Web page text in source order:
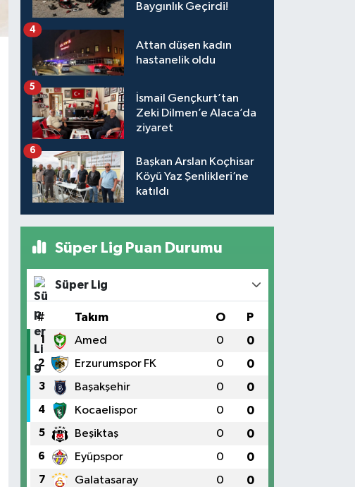
Baygınlık Geçirdi!
Attan düşen kadın
hastanelik oldu
4
İsmail Gençkurt’tan
Zeki Dilmen’e Alaca’da
ziyaret
5
Başkan Arslan Koçhisar
Köyü Yaz Şenlikleri’ne
katıldı
6
Süper Lig Puan Durumu
Süper Lig
# Takım O P
1 Amed 0 0
2 Erzurumspor FK 0 0
3 Başakşehir 0 0
4 Kocaelispor 0 0
5 Beşiktaş 0 0
6 Eyüpspor 0 0
7 Galatasaray 0 0